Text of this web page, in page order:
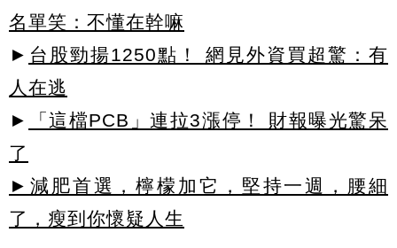
名單笑：不懂在幹嘛
► 台股勁揚1250點！ 網見外資買超驚：有
人在逃
►
「這檔PCB」連拉3漲停！ 財報曝光驚呆
了
►減肥首選，檸檬加它，堅持一週，腰細
了，瘦到你懷疑人生